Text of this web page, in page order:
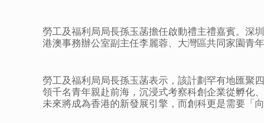
勞工及福利局局長孫玉菡擔任啟動禮主禮嘉賓。深
港澳事務辦公室副主任李麗蓉、大灣區共同家園青
勞工及福利局局長孫玉菡表示，該計劃罕有地匯聚
領千名青年親赴前海，沉浸式考察科創企業從孵化
未來將成為香港的新發展引擎，而創科更是需要「